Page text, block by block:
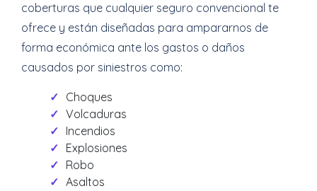
coberturas que cualquier seguro convencional te
ofrece y están diseñadas para ampararnos de
forma económica ante los gastos o daños
causados por siniestros como:
Choques
Volcaduras
Incendios
Explosiones
Robo
Asaltos